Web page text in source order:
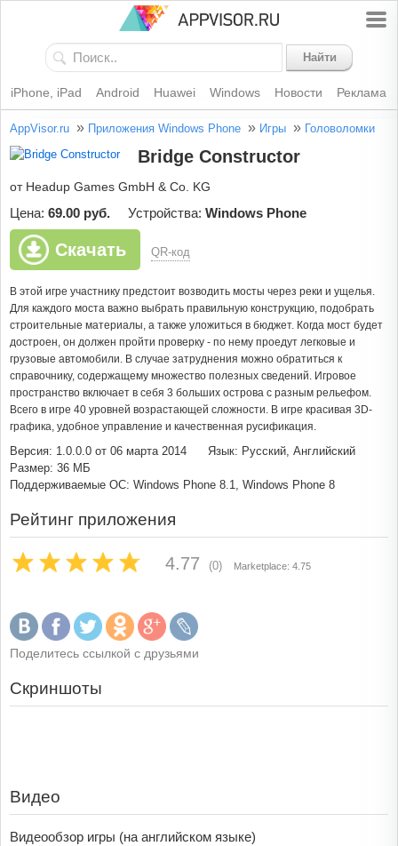
Найти
iPhone, iPad Android Huawei Windows Новости Реклама
AppVisor.ru » Приложения Windows Phone » Игры » Головоломки
Bridge Constructor
от Headup Games GmbH & Co. KG
Цена: 69.00 руб. Устройства: Windows Phone
Скачать QR-код
В этой игре участнику предстоит возводить мосты через реки и ущелья.
Для каждого моста важно выбрать правильную конструкцию, подобрать
строительные материалы, а также уложиться в бюджет. Когда мост будет
достроен, он должен пройти проверку - по нему проедут легковые и
грузовые автомобили. В случае затруднения можно обратиться к
справочнику, содержащему множество полезных сведений. Игровое
пространство включает в себя 3 больших острова с разным рельефом.
Всего в игре 40 уровней возрастающей сложности. В игре красивая 3D-
графика, удобное управление и качественная русификация.
Версия: 1.0.0.0 от 06 марта 2014
Язык: Русский, Английский
Размер: 36 МБ
Поддерживаемые ОС: Windows Phone 8.1, Windows Phone 8
Рейтинг приложения
4.77 (0) Marketplace: 4.75
Поделитесь ссылкой с друзьями
Скриншоты
Видео
Видеообзор игры (на английском языке)